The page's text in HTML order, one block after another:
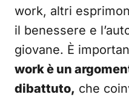
work, altri
il benessere e
giovane. È
work è un
dibattuto, che